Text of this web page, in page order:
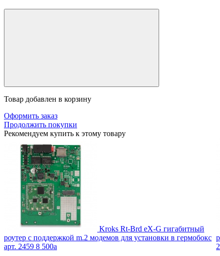
Товар добавлен в корзину
Оформить заказ
Продолжить покупки
Рекомендуем купить к этому товару
Kroks Rt-Brd eX-G гигабитный
роутер с поддержкой m.2 модемов для установки в гермобокс
арт. 2459 8 500a